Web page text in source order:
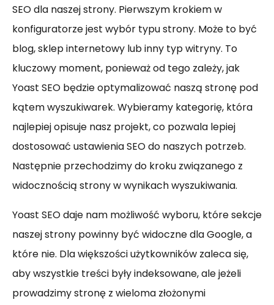
SEO dla naszej strony. Pierwszym krokiem w
konfiguratorze jest wybór typu strony. Może to być
blog, sklep internetowy lub inny typ witryny. To
kluczowy moment, ponieważ od tego zależy, jak
Yoast SEO będzie optymalizować naszą stronę pod
kątem wyszukiwarek. Wybieramy kategorię, która
najlepiej opisuje nasz projekt, co pozwala lepiej
dostosować ustawienia SEO do naszych potrzeb.
Następnie przechodzimy do kroku związanego z
widocznością strony w wynikach wyszukiwania.
Yoast SEO daje nam możliwość wyboru, które sekcje
naszej strony powinny być widoczne dla Google, a
które nie. Dla większości użytkowników zaleca się,
aby wszystkie treści były indeksowane, ale jeżeli
prowadzimy stronę z wieloma złożonymi